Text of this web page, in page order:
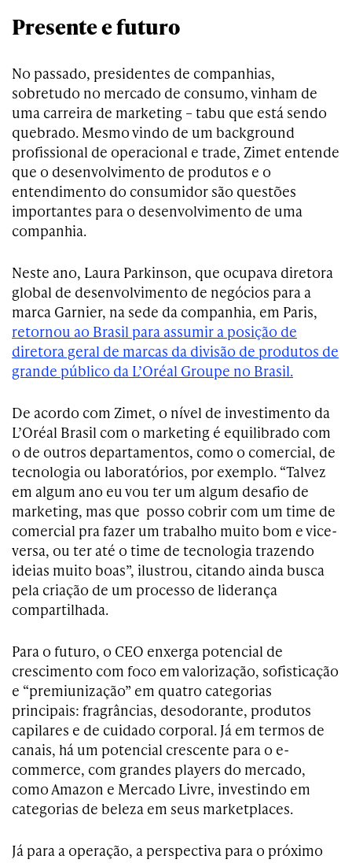
Presente e futuro
No passado, presidentes de companhias,
sobretudo no mercado de consumo, vinham de
uma carreira de marketing – tabu que está sendo
quebrado. Mesmo vindo de um background
profissional de operacional e trade, Zimet entende
que o desenvolvimento de produtos e o
entendimento do consumidor são questões
importantes para o desenvolvimento de uma
companhia.
Neste ano, Laura Parkinson, que ocupava diretora
global de desenvolvimento de negócios para a
marca Garnier, na sede da companhia, em Paris,
retornou ao Brasil para assumir a posição de
diretora geral de marcas da divisão de produtos de
grande público da L’Oréal Groupe no Brasil.
De acordo com Zimet, o nível de investimento da
L’Oréal Brasil com o marketing é equilibrado com
o de outros departamentos, como o comercial, de
tecnologia ou laboratórios, por exemplo. “Talvez
em algum ano eu vou ter um algum desafio de
marketing, mas que posso cobrir com um time de
comercial pra fazer um trabalho muito bom e vice-
versa, ou ter até o time de tecnologia trazendo
ideias muito boas”, ilustrou, citando ainda busca
pela criação de um processo de liderança
compartilhada.
Para o futuro, o CEO enxerga potencial de
crescimento com foco em valorização, sofisticação
e “premiunização” em quatro categorias
principais: fragrâncias, desodorante, produtos
capilares e de cuidado corporal. Já em termos de
canais, há um potencial crescente para o e-
commerce, com grandes players do mercado,
como Amazon e Mercado Livre, investindo em
categorias de beleza em seus marketplaces.
Já para a operação, a perspectiva para o próximo